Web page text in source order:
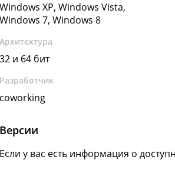
Windows XP, Windows Vista,
Windows 7, Windows 8
Архитектура
32 и 64 бит
Разработчик
coworking
Версии
Если у вас есть информация о